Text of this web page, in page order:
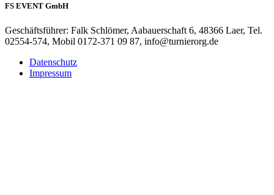
FS EVENT GmbH
Geschäftsführer: Falk Schlömer, Aabauerschaft 6, 48366 Laer, Tel.
02554-574, Mobil 0172-371 09 87, info@turnierorg.de
Datenschutz
Impressum